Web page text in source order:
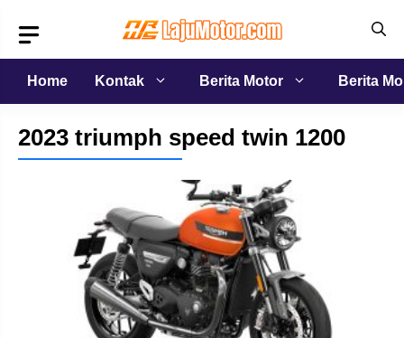
isi
Home
Kontak Berita Motor Berita
2023 triumph speed twin 1200